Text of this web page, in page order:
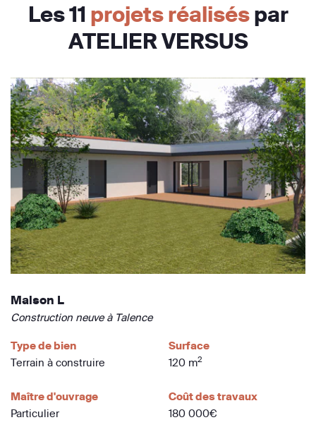
Les 11 projets réaliséspar
ATELIER VERSUS
Maison L
Construction neuve à Talence
Type de bien
Terrain à construire
Surface
120 m2
Maître d'ouvrage
Particulier
Coût des travaux
180 000€